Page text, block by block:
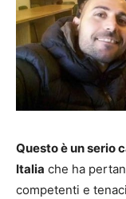
Questo è un serio
Italia che ha
competenti e